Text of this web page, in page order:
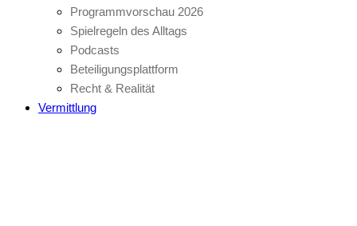
Programmvorschau 2026
Spielregeln des Alltags
Podcasts
Beteiligungsplattform
Recht & Realität
Vermittlung